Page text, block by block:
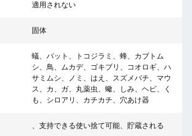
適用されない
固体
蟻、バット、トコジラミ、蜂、カブトム
シ、鳥、ムカデ、ゴキブリ、コオロギ、ハ
サミムシ、ノミ、はえ、スズメバチ、マウ
ス、カ、ガ、丸薬虫、蠍、しみ、ヘビ、く
も、シロアリ、カチカチ、穴あけ器
、支持できる使い捨て可能、貯蔵される